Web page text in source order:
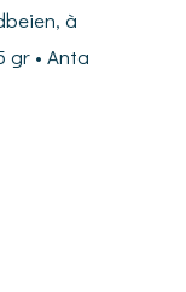
à
gr • Anta